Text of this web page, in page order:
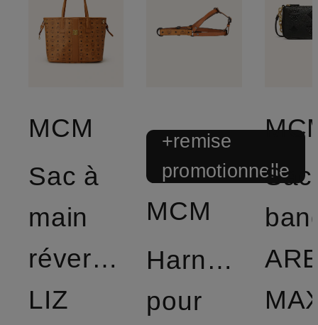
MCM
Sac à
main
réversible
LIZ
+remise
promotionnelle
MCM
Harnais
pour